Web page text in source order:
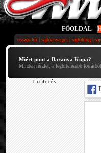
FŐOLDAL
összes hír| sajtóanyagok | sajtóblog |
Miért pont a Baranya Kupa?
Minden részlet, a leghitelesebb
h i r d e t é s